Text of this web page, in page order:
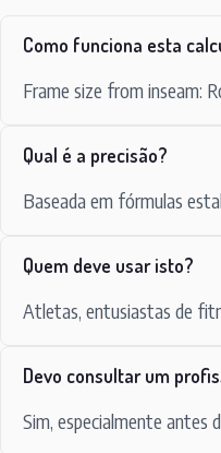
Como funciona esta
Frame size from inseam:
Qual é a precisão?
Baseada em fórmulas
Quem deve usar isto?
Atletas, entusiastas de
Devo consultar um
Sim, especialmente antes